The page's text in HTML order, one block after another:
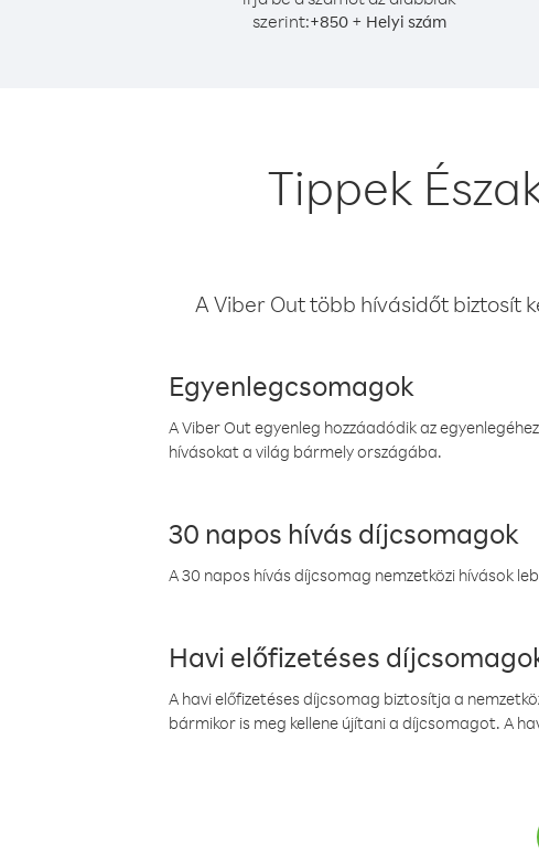
szerint:+850 + Helyi szám
Tippek
A Viber Out több hívásidőt biztosít
Egyenlegcsomagok
A Viber Out egyenleg hozzáadódik az
hívásokat a világ bármely országába.
30 napos hívás díjcsomagok
A 30 napos hívás díjcsomag nemzetközi hívások
Havi előfizetéses
A havi előfizetéses díjcsomag biztosítja a
bármikor is meg kellene újítani a díjcsomagot. A